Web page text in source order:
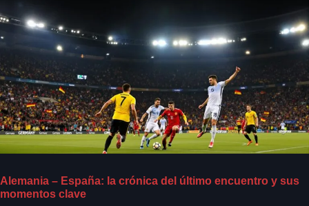
Alemania – España: la crónica del último encuentro y sus
momentos clave